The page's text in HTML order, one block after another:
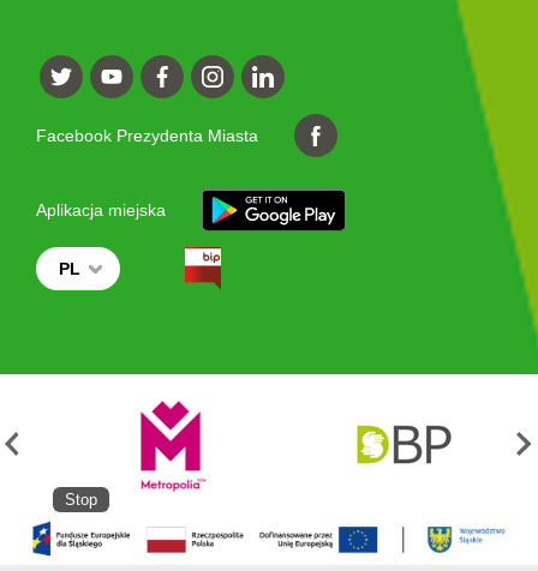
Facebook Prezydenta Miasta
Aplikacja miejska
PL
Stop